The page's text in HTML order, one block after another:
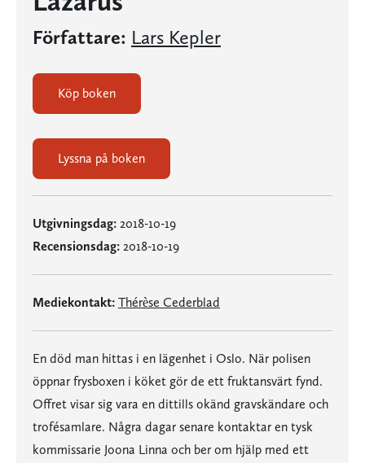
Författare: Lars Kepler
Köp boken
Lyssna på boken
Utgivningsdag: 2018-10-19
Recensionsdag: 2018-10-19
Mediekontakt: Thérèse Cederblad
En död man hittas i en lägenhet i Oslo. När polisen
öppnar frysboxen i köket gör de ett fruktansvärt fynd.
Offret visar sig vara en dittills okänd gravskändare och
trofésamlare. Några dagar senare kontaktar en tysk
kommissarie Joona Linna och ber om hjälp med ett